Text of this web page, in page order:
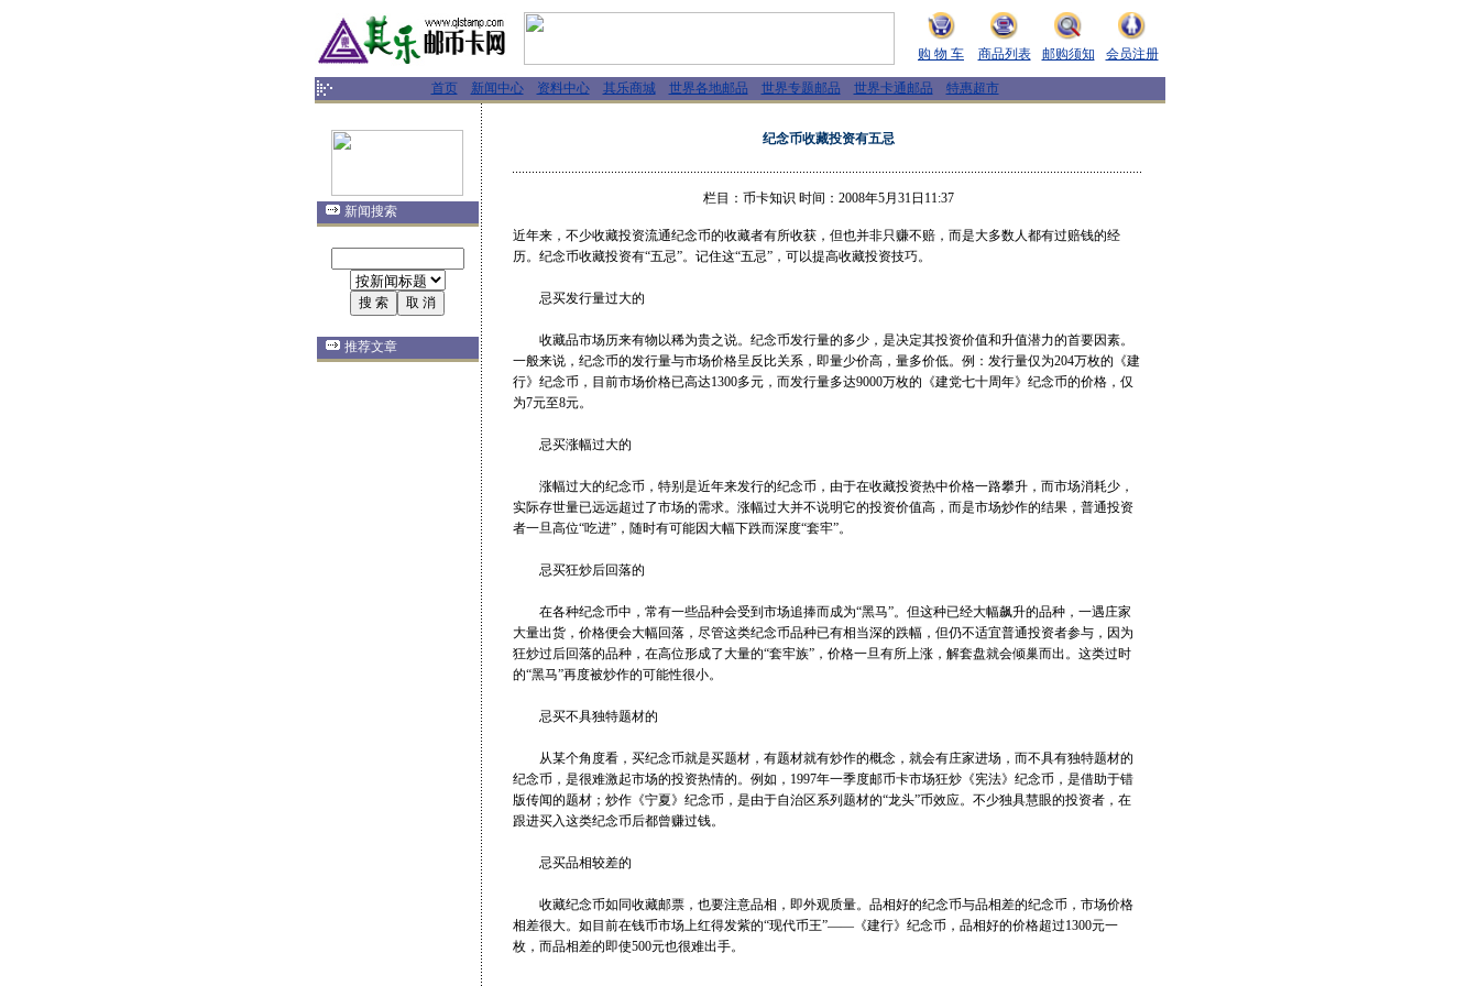
购 物 车 商品列表 邮购须知 会员注册
首页 新闻中心 资料中心 其乐商城 世界各地邮品 世界专题邮品 世界卡通邮品 特惠超市
新闻搜索
推荐文章
纪念币收藏投资有五忌
栏目：币卡知识 时间：2008年5月31日11:37
近年来，不少收藏投资流通纪念币的收藏者有所收获，但也并非只赚不赔，而是大多数人都有过赔钱的经
历。纪念币收藏投资有“五忌”。记住这“五忌”，可以提高收藏投资技巧。
忌买发行量过大的
收藏品市场历来有物以稀为贵之说。纪念币发行量的多少，是决定其投资价值和升值潜力的首要因素。
一般来说，纪念币的发行量与市场价格呈反比关系，即量少价高，量多价低。例：发行量仅为204万枚的《建
行》纪念币，目前市场价格已高达1300多元，而发行量多达9000万枚的《建党七十周年》纪念币的价格，仅
为7元至8元。
忌买涨幅过大的
涨幅过大的纪念币，特别是近年来发行的纪念币，由于在收藏投资热中价格一路攀升，而市场消耗少，
实际存世量已远远超过了市场的需求。涨幅过大并不说明它的投资价值高，而是市场炒作的结果，普通投资
者一旦高位“吃进”，随时有可能因大幅下跌而深度“套牢”。
忌买狂炒后回落的
在各种纪念币中，常有一些品种会受到市场追捧而成为“黑马”。但这种已经大幅飙升的品种，一遇庄家
大量出货，价格便会大幅回落，尽管这类纪念币品种已有相当深的跌幅，但仍不适宜普通投资者参与，因为
狂炒过后回落的品种，在高位形成了大量的“套牢族”，价格一旦有所上涨，解套盘就会倾巢而出。这类过时
的“黑马”再度被炒作的可能性很小。
忌买不具独特题材的
从某个角度看，买纪念币就是买题材，有题材就有炒作的概念，就会有庄家进场，而不具有独特题材的
纪念币，是很难激起市场的投资热情的。例如，1997年一季度邮币卡市场狂炒《宪法》纪念币，是借助于错
版传闻的题材；炒作《宁夏》纪念币，是由于自治区系列题材的“龙头”币效应。不少独具慧眼的投资者，在
跟进买入这类纪念币后都曾赚过钱。
忌买品相较差的
收藏纪念币如同收藏邮票，也要注意品相，即外观质量。品相好的纪念币与品相差的纪念币，市场价格
相差很大。如目前在钱币市场上红得发紫的“现代币王”——《建行》纪念币，品相好的价格超过1300元一
枚，而品相差的即使500元也很难出手。